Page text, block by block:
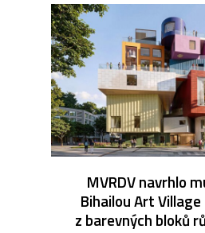
MVRDV navrhlo
Bihailou Art
z barevných bloků